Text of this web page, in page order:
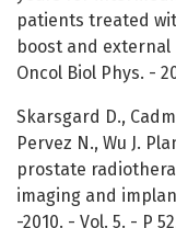
patients treated
boost and
Oncol Biol Phys. -
Skarsgard D.,
Pervez N., Wu J.
prostate
imaging and
-2010. - Vol. 5. - P